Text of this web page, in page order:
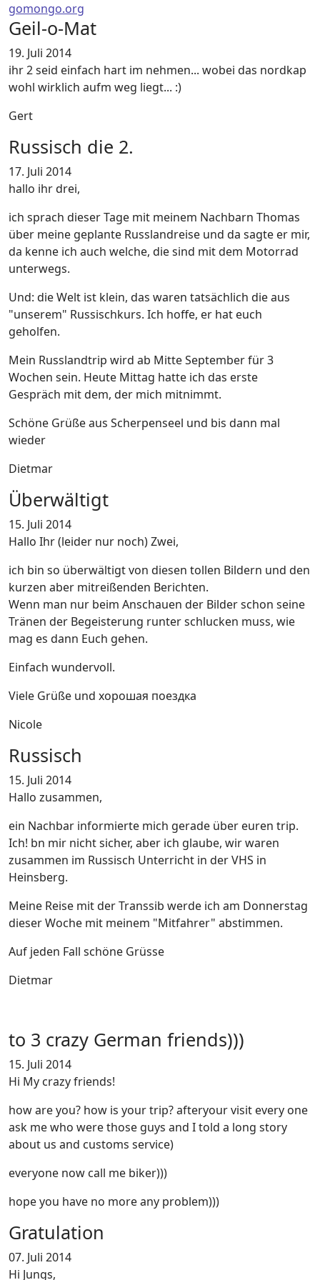
gomongo.org
Geil-o-Mat
19. Juli 2014
ihr 2 seid einfach hart im nehmen... wobei das nordkap
wohl wirklich aufm weg liegt... :)
Gert
Russisch die 2.
17. Juli 2014
hallo ihr drei,
ich sprach dieser Tage mit meinem Nachbarn Thomas
über meine geplante Russlandreise und da sagte er mir,
da kenne ich auch welche, die sind mit dem Motorrad
unterwegs.
Und: die Welt ist klein, das waren tatsächlich die aus
"unserem" Russischkurs. Ich hoffe, er hat euch
geholfen.
Mein Russlandtrip wird ab Mitte September für 3
Wochen sein. Heute Mittag hatte ich das erste
Gespräch mit dem, der mich mitnimmt.
Schöne Grüße aus Scherpenseel und bis dann mal
wieder
Dietmar
Überwältigt
15. Juli 2014
Hallo Ihr (leider nur noch) Zwei,
ich bin so überwältigt von diesen tollen Bildern und den
kurzen aber mitreißenden Berichten.
Wenn man nur beim Anschauen der Bilder schon seine
Tränen der Begeisterung runter schlucken muss, wie
mag es dann Euch gehen.
Einfach wundervoll.
Viele Grüße und хорошая поездка
Nicole
Russisch
15. Juli 2014
Hallo zusammen,
ein Nachbar informierte mich gerade über euren trip.
Ich! bn mir nicht sicher, aber ich glaube, wir waren
zusammen im Russisch Unterricht in der VHS in
Heinsberg.
Meine Reise mit der Transsib werde ich am Donnerstag
dieser Woche mit meinem "Mitfahrer" abstimmen.
Auf jeden Fall schöne Grüsse
Dietmar
to 3 crazy German friends)))
15. Juli 2014
Hi My crazy friends!
how are you? how is your trip? afteryour visit every one
ask me who were those guys and I told a long story
about us and customs service)
everyone now call me biker)))
hope you have no more any problem)))
Gratulation
07. Juli 2014
Hi Jungs,